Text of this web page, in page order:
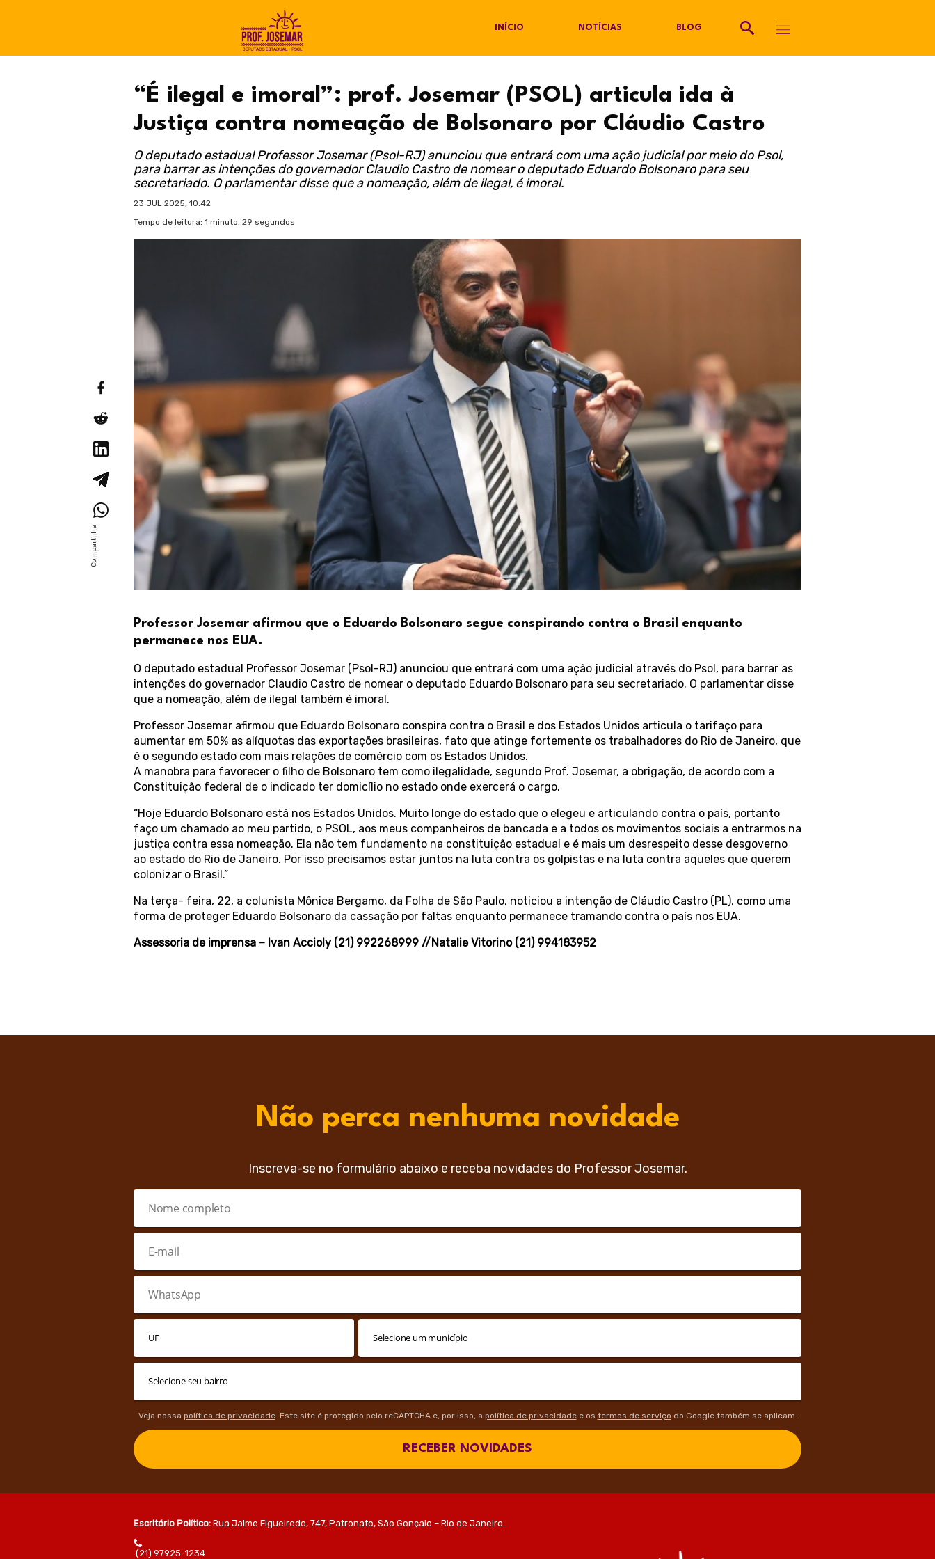
INÍCIO NOTÍCIAS BLOG
“É ilegal e imoral”: prof. Josemar (PSOL) articula ida à
Justiça contra nomeação de Bolsonaro por Cláudio Castro
O deputado estadual Professor Josemar (Psol-RJ) anunciou que entrará com uma ação judicial por meio do Psol,
para barrar as intenções do governador Claudio Castro de nomear o deputado Eduardo Bolsonaro para seu
secretariado. O parlamentar disse que a nomeação, além de ilegal, é imoral.
23 JUL 2025, 10:42
Tempo de leitura: 1 minuto, 29 segundos
Professor Josemar afirmou que o Eduardo Bolsonaro segue conspirando contra o Brasil enquanto
permanece nos EUA.
O deputado estadual Professor Josemar (Psol-RJ) anunciou que entrará com uma ação judicial através do Psol, para barrar as
intenções do governador Claudio Castro de nomear o deputado Eduardo Bolsonaro para seu secretariado. O parlamentar disse
que a nomeação, além de ilegal também é imoral.
Professor Josemar afirmou que Eduardo Bolsonaro conspira contra o Brasil e dos Estados Unidos articula o tarifaço para
aumentar em 50% as alíquotas das exportações brasileiras, fato que atinge fortemente os trabalhadores do Rio de Janeiro, que
é o segundo estado com mais relações de comércio com os Estados Unidos.
A manobra para favorecer o filho de Bolsonaro tem como ilegalidade, segundo Prof. Josemar, a obrigação, de acordo com a
Constituição federal de o indicado ter domicílio no estado onde exercerá o cargo.
“Hoje Eduardo Bolsonaro está nos Estados Unidos. Muito longe do estado que o elegeu e articulando contra o país, portanto
faço um chamado ao meu partido, o PSOL, aos meus companheiros de bancada e a todos os movimentos sociais a entrarmos na
justiça contra essa nomeação. Ela não tem fundamento na constituição estadual e é mais um desrespeito desse desgoverno
ao estado do Rio de Janeiro. Por isso precisamos estar juntos na luta contra os golpistas e na luta contra aqueles que querem
colonizar o Brasil.”
Na terça- feira, 22, a colunista Mônica Bergamo, da Folha de São Paulo, noticiou a intenção de Cláudio Castro (PL), como uma
forma de proteger Eduardo Bolsonaro da cassação por faltas enquanto permanece tramando contra o país nos EUA.
Assessoria de imprensa – Ivan Accioly (21) 992268999 //Natalie Vitorino (21) 994183952
Não perca nenhuma novidade
Inscreva-se no formulário abaixo e receba novidades do Professor Josemar.
Veja nossa política de privacidade. Este site é protegido pelo reCAPTCHA e, por isso, a política de privacidadee os termos de serviço do Google também se aplicam.
RECEBER NOVIDADES
Escritório Político: Rua Jaime Figueiredo, 747, Patronato, São Gonçalo – Rio de Janeiro.
(21) 97925-1234